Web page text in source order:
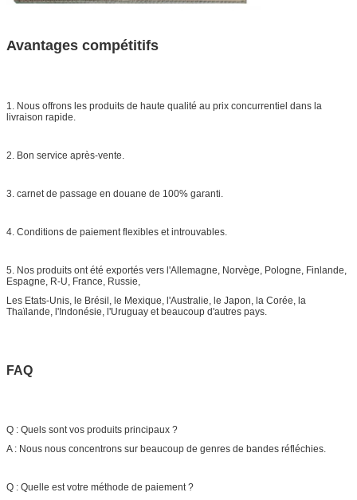
Avantages compétitifs
1. Nous offrons les produits de haute qualité au prix concurrentiel dans la
livraison rapide.
2. Bon service après-vente.
3. carnet de passage en douane de 100% garanti.
4. Conditions de paiement flexibles et introuvables.
5. Nos produits ont été exportés vers l'Allemagne, Norvège, Pologne, Finlande,
Espagne, R-U, France, Russie,
Les Etats-Unis, le Brésil, le Mexique, l'Australie, le Japon, la Corée, la
Thaïlande, l'Indonésie, l'Uruguay et beaucoup d'autres pays.
FAQ
Q : Quels sont vos produits principaux ?
A : Nous nous concentrons sur beaucoup de genres de bandes réfléchies.
Q : Quelle est votre méthode de paiement ?